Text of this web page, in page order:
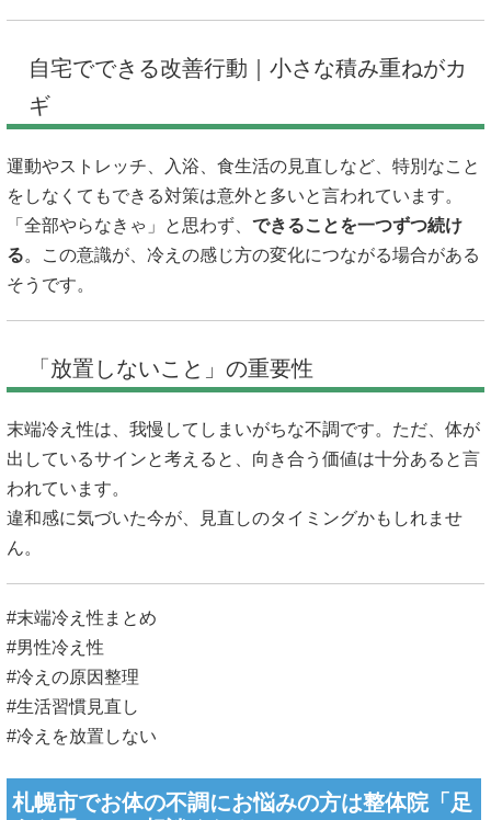
自宅でできる改善行動｜小さな積み重ねがカ
ギ
運動やストレッチ、入浴、食生活の見直しなど、特別なこと
をしなくてもできる対策は意外と多いと言われています。
「全部やらなきゃ」と思わず、 できることを一つずつ続け
る。この意識が、冷えの感じ方の変化につながる場合がある
そうです。
「放置しないこと」の重要性
末端冷え性は、我慢してしまいがちな不調です。ただ、体が
出しているサインと考えると、向き合う価値は十分あると言
われています。
違和感に気づいた今が、見直しのタイミングかもしれませ
ん。
#末端冷え性まとめ
#男性冷え性
#冷えの原因整理
#生活習慣見直し
#冷えを放置しない
札幌市でお体の不調にお悩みの方は整体院「足